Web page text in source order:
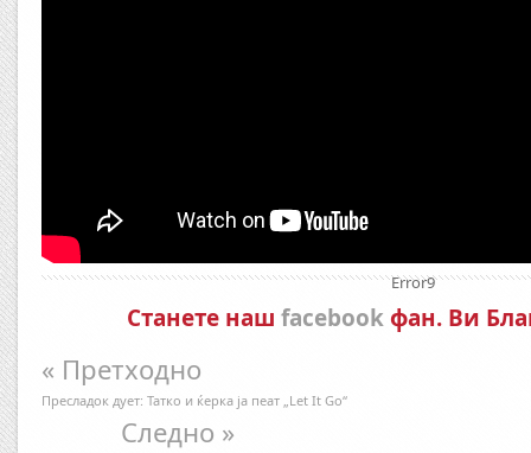
Станете наш facebookфан. Ви
« Претходно
Пресладок дует: Татко и ќерка ја пеат „Let It Go“
Следно »
Error9